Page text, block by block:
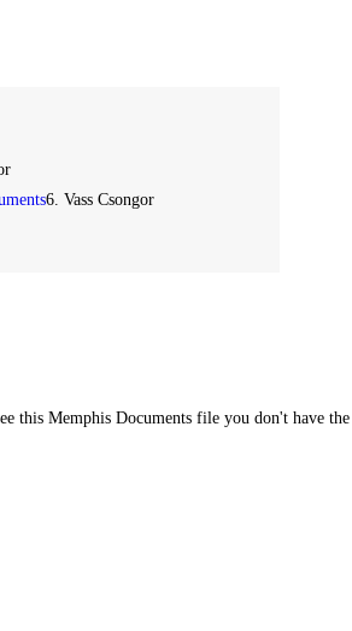
6. Vass Csongor
this Memphis Documents file you don't have